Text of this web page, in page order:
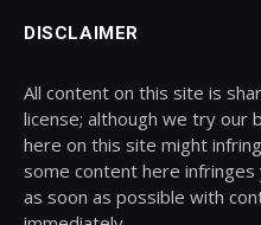
DISCLAIMER
All content on this site is
license; although we try
here on this site might
some content here
as soon as possible with